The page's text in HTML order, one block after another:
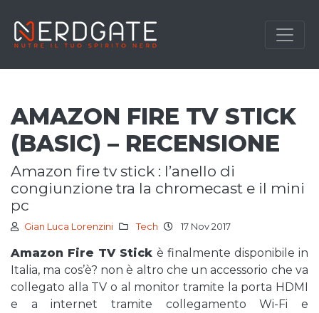
AMAZON FIRE TV STICK
(BASIC) – RECENSIONE
amazon fire tv stick : l’anello di
congiunzione tra la chromecast e il mini
pc
Gian Luca Lorenzini Tech 17 Nov 2017
Amazon Fire TV Stick è finalmente disponibile in
Italia, ma cos’è? non è altro che un accessorio che va
collegato alla TV o al monitor tramite la porta HDMI
e a internet tramite collegamento Wi-Fi e